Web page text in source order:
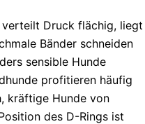
verteilt Druck flächig, liegt
Bänder schneiden
sensible Hunde
profitieren häufig
kräftige Hunde von
des D-Rings ist